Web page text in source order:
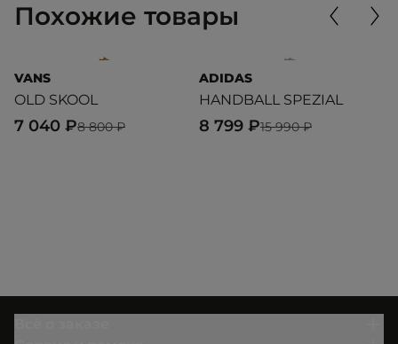
Похожие товары
VANS
OLD SKOOL
8 800 ₽
7 040 ₽
ADIDAS
HANDBALL SPEZIAL
15 990 ₽
8 799 ₽